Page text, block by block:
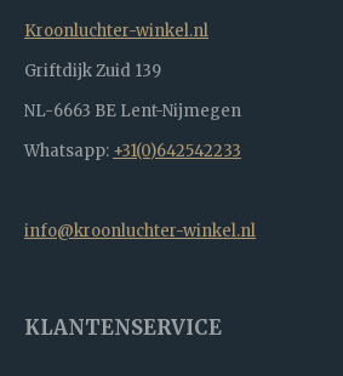
Kroonluchter-winkel.nl
Griftdijk Zuid 139
NL-6663 BE Lent-Nijmegen
Whatsapp: +31(0)642542233
info@kroonluchter-winkel.nl
KLANTENSERVICE